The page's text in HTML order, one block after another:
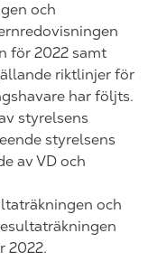
och
för 2022 samt
riktlinjer för
har följts.
styrelsens
styrelsens
av VD och
och
2022.